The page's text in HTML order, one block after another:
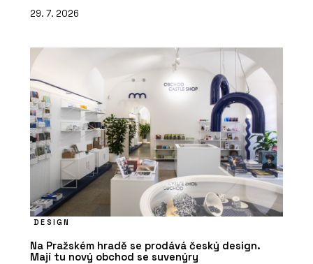
ČLÁNKY
Bytová věž na pobřeží Portugalska.
Její fasáda vychází z rytmu lodních
kontejnerů
29. 7. 2026
DESIGN
Na Pražském hradě se prodává český design.
Mají tu nový obchod se suvenýry